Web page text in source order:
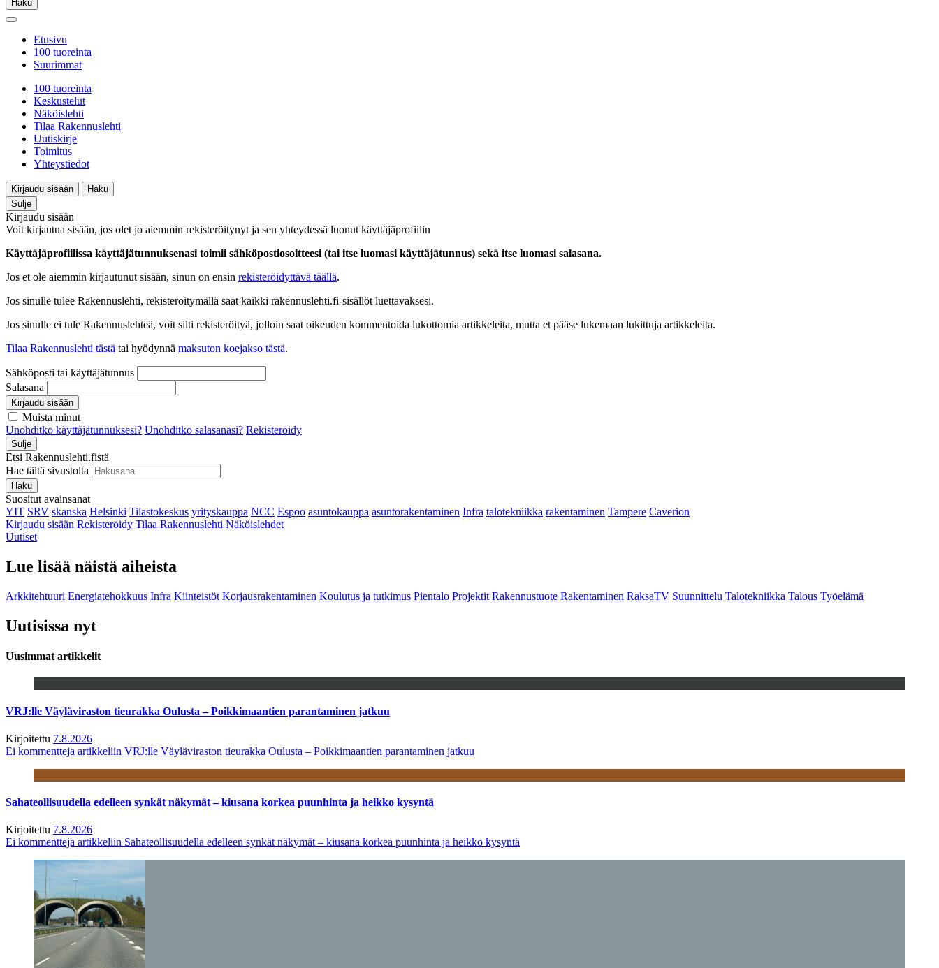
Haku
Etusivu
100 tuoreinta
Suurimmat
100 tuoreinta
Keskustelut
Näköislehti
Tilaa Rakennuslehti
Uutiskirje
Toimitus
Yhteystiedot
Kirjaudu sisään
Haku
Sulje
Kirjaudu sisään
Voit kirjautua sisään, jos olet jo aiemmin rekisteröitynyt ja sen yhteydessä luonut käyttäjäprofiilin
Käyttäjäprofiilissa käyttäjätunnuksenasi toimii sähköpostiosoitteesi (tai itse luomasi käyttäjätunnus) sekä itse luomasi salasana.
Jos et ole aiemmin kirjautunut sisään, sinun on ensin rekisteröidyttävä täällä.
Jos sinulle tulee Rakennuslehti, rekisteröitymällä saat kaikki rakennuslehti.fi-sisällöt luettavaksesi.
Jos sinulle ei tule Rakennuslehteä, voit silti rekisteröityä, jolloin saat oikeuden kommentoida lukottomia artikkeleita, mutta et pääse lukemaan lukittuja artikkeleita.
Tilaa Rakennuslehti tästä tai hyödynnä maksuton koejakso tästä.
Sähköposti tai käyttäjätunnus
Salasana
Kirjaudu sisään
Muista minut
Unohditko käyttäjätunnuksesi? Unohditko salasanasi? Rekisteröidy
Sulje
Etsi Rakennuslehti.fistä
Hae tältä sivustolta
Haku
Suositut avainsanat
YIT SRV skanska Helsinki Tilastokeskus yrityskauppa NCC Espoo asuntokauppa asuntorakentaminen Infra talotekniikka rakentaminen Tampere Caverion
Kirjaudu sisään Rekisteröidy Tilaa Rakennuslehti Näköislehdet
Uutiset
Lue lisää näistä aiheista
Arkkitehtuuri Energiatehokkuus Infra Kiinteistöt Korjausrakentaminen Koulutus ja tutkimus Pientalo Projektit Rakennustuote Rakentaminen RaksaTV Suunnittelu Talotekniikka Talous Työelämä
Uutisissa nyt
Uusimmat artikkelit
VRJ:lle Väyläviraston tieurakka Oulusta – Poikkimaantien parantaminen jatkuu
Kirjoitettu 7.8.2026
Ei kommentteja artikkeliin VRJ:lle Väyläviraston tieurakka Oulusta – Poikkimaantien parantaminen jatkuu
Sahateollisuudella edelleen synkät näkymät – kiusana korkea puunhinta ja heikko kysyntä
Kirjoitettu 7.8.2026
Ei kommentteja artikkeliin Sahateollisuudella edelleen synkät näkymät – kiusana korkea puunhinta ja heikko kysyntä